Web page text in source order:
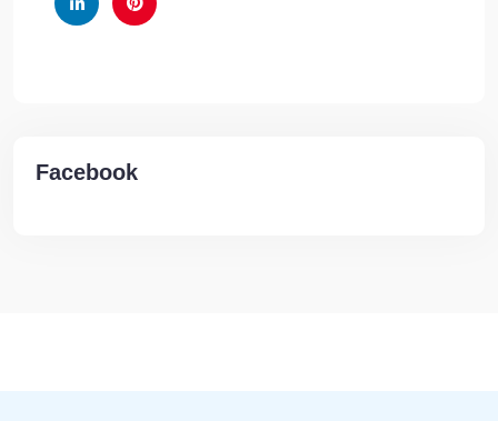
Facebook